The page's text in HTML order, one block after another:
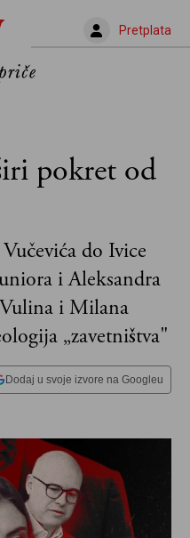
Pretplata
pokret od
do Ivice
i Aleksandra
i Milana
„zavetništva"
Dodaj u svoje izvore na Googleu